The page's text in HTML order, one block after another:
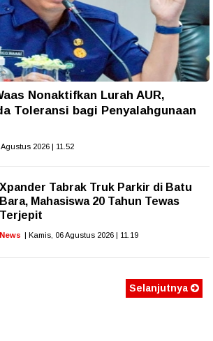
Nonaktifkan Lurah AUR,
Toleransi bagi Penyalahgunaan
Agustus 2026 | 11.52
Xpander Tabrak Truk Parkir di Batu
Bara, Mahasiswa 20 Tahun Tewas
Terjepit
News | Kamis, 06 Agustus 2026 | 11.19
Selanjutnya